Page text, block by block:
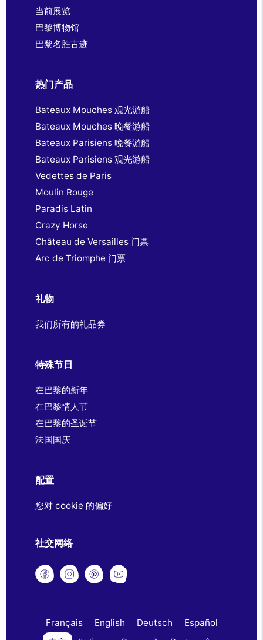
当前展览
巴黎博物馆
巴黎名胜古迹
热门产品
Bateaux Mouches 观光游船
Bateaux Mouches 晚餐游船
Bateaux Parisiens 晚餐游船
Bateaux Parisiens 观光游船
Vedettes de Paris
Moulin Rouge
Paradis Latin
Crazy Horse
Château de Versailles 门票
Arc de Triomphe 门票
礼物
我们所有的礼品券
特殊节日
在巴黎的新年
在巴黎情人节
在巴黎的圣诞节
法国国庆
配置
您对 cookie 的偏好
社交网络
Français English Deutsch
Español